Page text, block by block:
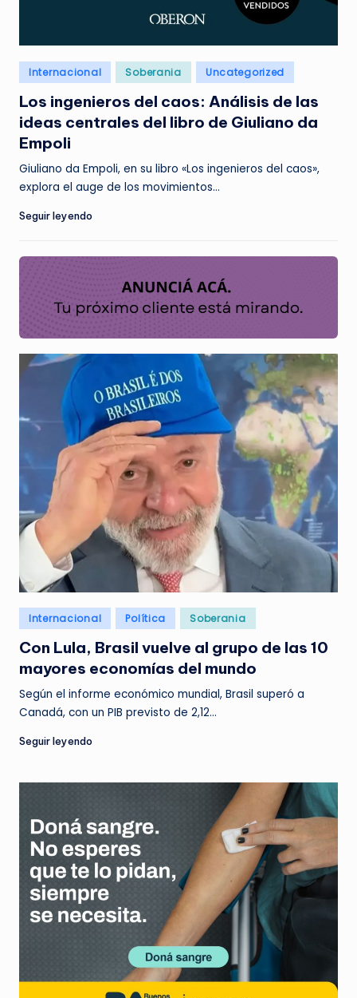
Posted
in
Internacional Soberania Uncategorized
Los ingenieros del caos: Análisis de las
ideas centrales del libro de Giuliano da
Empoli
Giuliano da Empoli, en su libro «Los ingenieros del caos»,
explora el auge de los movimientos…
Seguir leyendo
Posted
in
Internacional Política Soberania
Con Lula, Brasil vuelve al grupo de las 10
mayores economías del mundo
Según el informe económico mundial, Brasil superó a
Canadá, con un PIB previsto de 2,12…
Seguir leyendo